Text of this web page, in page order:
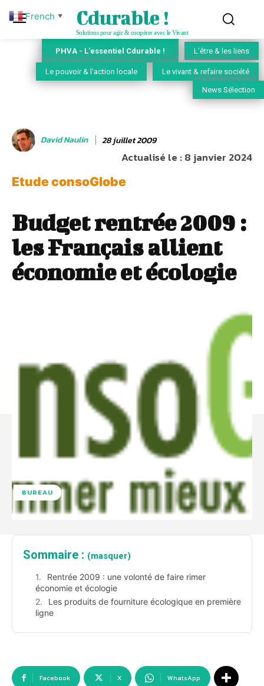
Cdurable !
Solutions pour agir & coopérer avec le Vivant
PHVA - L'essentiel Cdurable ! L'être & les liens
Le pouvoir & l'action locale Le vivant & refaire société
News Sélection
David Naulin 28 juillet 2009
Actualisé le :8 janvier 2024
Etude consoGlobe
Budget rentrée 2009 :
les Français allient
économie et écologie
BUREAU
Sommaire : (masquer)
Rentrée 2009 : une volonté de faire rimer
économie et écologie
Les produits de fourniture écologique en première
ligne
Facebook X WhatsApp
French ▼